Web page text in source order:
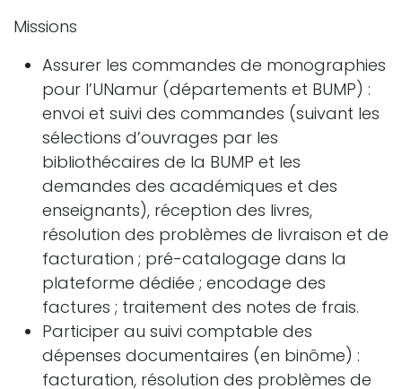
Missions
Assurer les commandes de monographies
pour l’UNamur (départements et BUMP) :
envoi et suivi des commandes (suivant les
sélections d’ouvrages par les
bibliothécaires de la BUMP et les
demandes des académiques et des
enseignants), réception des livres,
résolution des problèmes de livraison et de
facturation ; pré-catalogage dans la
plateforme dédiée ; encodage des
factures ; traitement des notes de frais.
Participer au suivi comptable des
dépenses documentaires (en binôme) :
facturation, résolution des problèmes de